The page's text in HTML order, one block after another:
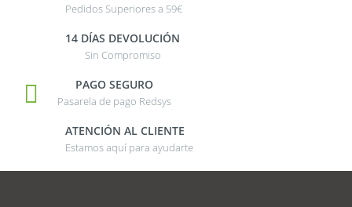
Pedidos Superiores a 59€
14 DÍAS DEVOLUCIÓN
Sin Compromiso
PAGO SEGURO
Pasarela de pago Redsys
ATENCIÓN AL CLIENTE
Estamos aquí para ayudarte